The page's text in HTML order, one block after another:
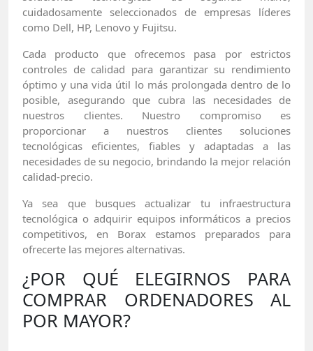
cuidadosamente seleccionados de empresas líderes
como Dell, HP, Lenovo y Fujitsu.
Cada producto que ofrecemos pasa por estrictos
controles de calidad para garantizar su rendimiento
óptimo y una vida útil lo más prolongada dentro de lo
posible, asegurando que cubra las necesidades de
nuestros clientes. Nuestro compromiso es
proporcionar a nuestros clientes soluciones
tecnológicas eficientes, fiables y adaptadas a las
necesidades de su negocio, brindando la mejor relación
calidad-precio.
Ya sea que busques actualizar tu infraestructura
tecnológica o adquirir equipos informáticos a precios
competitivos, en Borax estamos preparados para
ofrecerte las mejores alternativas.
¿POR QUÉ ELEGIRNOS PARA
COMPRAR ORDENADORES AL
POR MAYOR?